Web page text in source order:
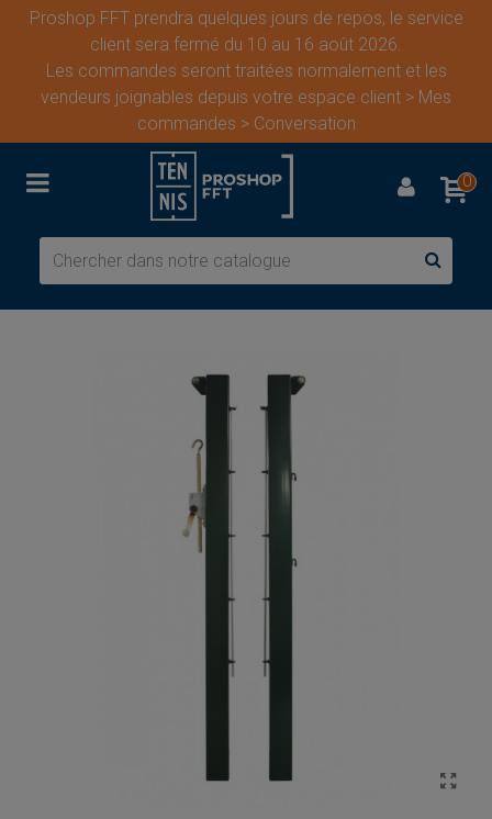
Proshop FFT prendra quelques jours de repos, le service
client sera fermé du 10 au 16 août 2026.
Les commandes seront traitées normalement et les
vendeurs joignables depuis votre espace client > Mes
commandes > Conversation
0